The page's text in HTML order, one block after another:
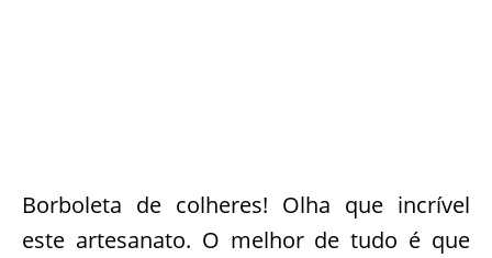
Borboleta de colheres! Olha que incrível
este artesanato. O melhor de tudo é que